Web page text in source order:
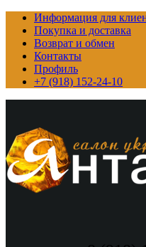
Информация для
Покупка и доставка
Возврат и обмен
Контакты
Профиль
+7 (918) 152-24-10